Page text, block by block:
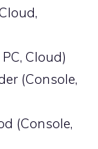
Cloud)
(Console,
(Console,